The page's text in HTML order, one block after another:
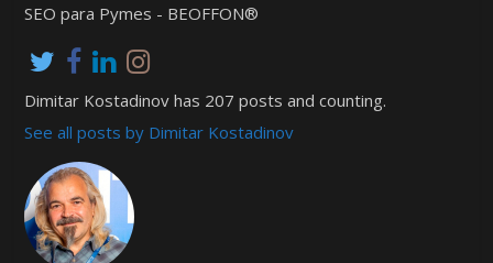
SEO para Pymes - BEOFFON®
Dimitar Kostadinov has 207 posts and counting.
See all posts by Dimitar Kostadinov